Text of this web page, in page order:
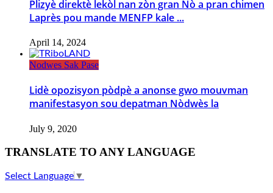
Plizyè direktè lekòl nan zòn gran Nò a pran chimen
Laprès pou mande MENFP kale ...
April 14, 2024
Nodwes Sak Pase
Lidè opozisyon pòdpè a anonse gwo mouvman
manifestasyon sou depatman Nòdwès la
July 9, 2020
TRANSLATE TO ANY LANGUAGE
Select Language ▼